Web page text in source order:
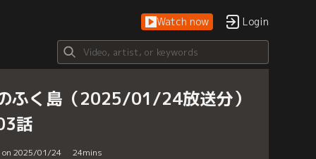
Watch now Login
ふく島（2025/01/24放送分）
話
on 2025/01/24 24mins